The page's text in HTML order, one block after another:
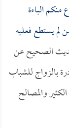
الباءة
يستطع فعليه
الصحيح عن
بالزواج للشباب
والمصالح